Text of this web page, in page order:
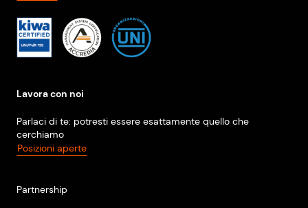
Lavora con noi
Parlaci di te: potresti essere esattamente quello che
cerchiamo
Posizioni aperte
Partnership